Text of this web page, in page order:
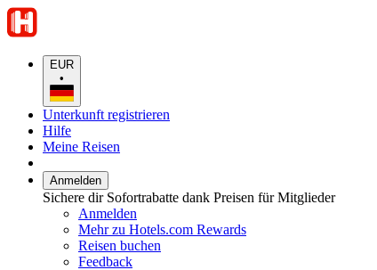
EUR
•
Unterkunft registrieren
Hilfe
Meine Reisen
Anmelden
Sichere dir Sofortrabatte dank Preisen für Mitglieder
Anmelden
Mehr zu Hotels.com Rewards
Reisen buchen
Feedback